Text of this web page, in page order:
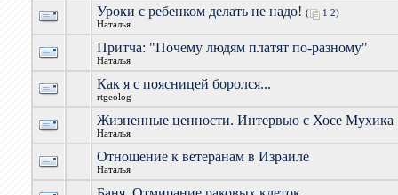
Уроки с ребенком делать не надо! ( 1 2)
Наталья
Притча: "Почему людям платят по-разному"
Наталья
Как я с поясницей боролся...
rtgeolog
Жизненные ценности. Интервью с Хосе Мухика
Наталья
Отношение к ветеранам в Израиле
Наталья